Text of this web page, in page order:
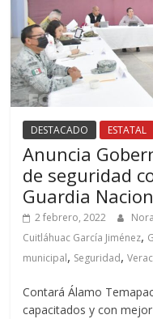
DESTACADO ESTATAL
Anuncia
de seguridad
Guardia
2 febrero, 2022
Cuitláhuac García Jiménez,
municipal, Seguridad,
Contará Álamo
capacitados y con